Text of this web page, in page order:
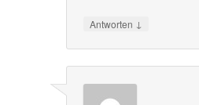
Antworten ↓